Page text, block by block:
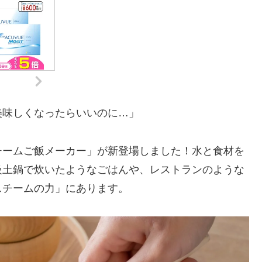
しくなったらいいのに…」
ムご飯メーカー」が新登場しました！水と食材を
鍋で炊いたようなごはんや、レストランのような
ームの力」にあります。